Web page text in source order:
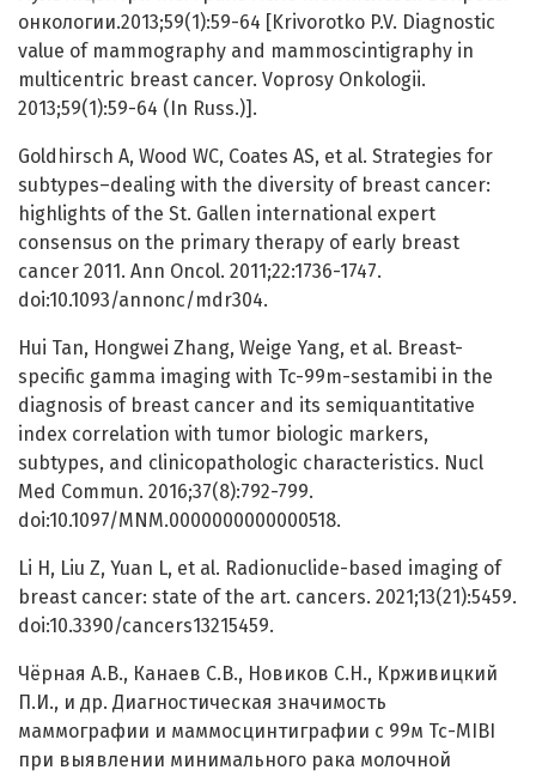
онкологии.2013;59(1):59-64 [Krivorotko P.V. Diagnostic
value of mammography and mammoscintigraphy in
multicentric breast cancer. Voprosy Onkologii.
2013;59(1):59-64 (In Russ.)].
Goldhirsch A, Wood WC, Coates AS, et al. Strategies for
subtypes–dealing with the diversity of breast cancer:
highlights of the St. Gallen international expert
consensus on the primary therapy of early breast
cancer 2011. Ann Oncol. 2011;22:1736-1747.
doi:10.1093/annonc/mdr304.
Hui Tan, Hongwei Zhang, Weige Yang, et al. Breast-
specific gamma imaging with Tc-99m-sestamibi in the
diagnosis of breast cancer and its semiquantitative
index correlation with tumor biologic markers,
subtypes, and clinicopathologic characteristics. Nucl
Med Commun. 2016;37(8):792-799.
doi:10.1097/MNM.0000000000000518.
Li H, Liu Z, Yuan L, et al. Radionuclide-based imaging of
breast cancer: state of the art. cancers. 2021;13(21):5459.
doi:10.3390/cancers13215459.
Чёрная А.В., Канаев С.В., Новиков С.Н., Крживицкий
П.И., и др. Диагностическая значимость
маммографии и маммосцинтиграфии с 99м Тс-MIBI
при выявлении минимального рака молочной